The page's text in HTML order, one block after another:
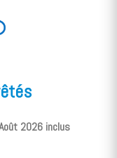
2026 inclus